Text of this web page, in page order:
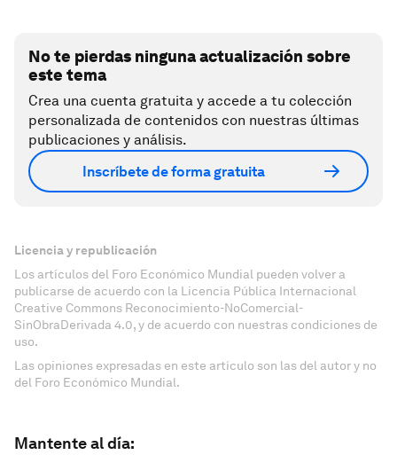
No te pierdas ninguna actualización sobre
este tema
Crea una cuenta gratuita y accede a tu colección
personalizada de contenidos con nuestras últimas
publicaciones y análisis.
Inscríbete de forma gratuita
Licencia y republicación
Los artículos del Foro Económico Mundial pueden volver a
publicarse de acuerdo con la Licencia Pública Internacional
Creative Commons Reconocimiento-NoComercial-
SinObraDerivada 4.0, y de acuerdo con nuestras condiciones de
uso.
Las opiniones expresadas en este artículo son las del autor y no
del Foro Económico Mundial.
Mantente al día: